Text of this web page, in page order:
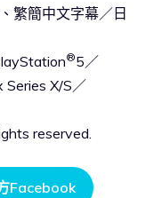
繁簡中文字幕／日
®5／
Series X/S／
reserved.
Facebook